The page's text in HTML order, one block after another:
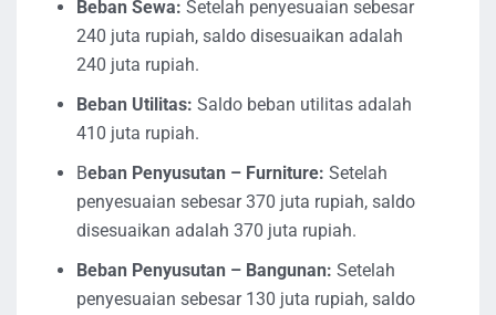
Beban Sewa: Setelah penyesuaian sebesar
240 juta rupiah, saldo disesuaikan adalah
240 juta rupiah.
Beban Utilitas: Saldo beban utilitas adalah
410 juta rupiah.
Beban Penyusutan – Furniture: Setelah
penyesuaian sebesar 370 juta rupiah, saldo
disesuaikan adalah 370 juta rupiah.
Beban Penyusutan – Bangunan: Setelah
penyesuaian sebesar 130 juta rupiah, saldo